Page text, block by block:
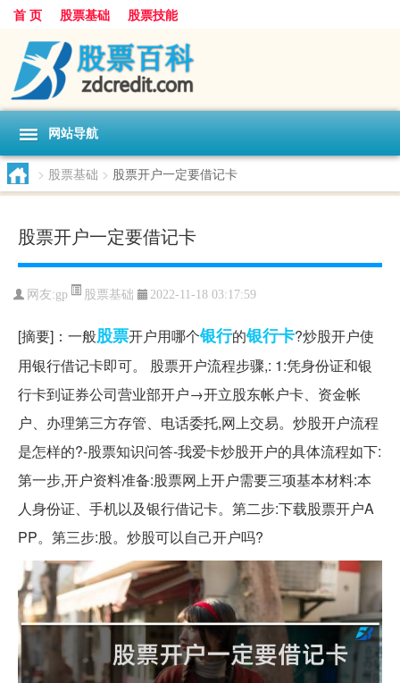
首 页 股票基础 股票技能
网站导航
> 股票基础 > 股票开户一定要借记卡
股票开户一定要借记卡
网友:gp 股票基础 2022-11-18 03:17:59
[摘要]：一般股票开户用哪个银行的银行卡?炒股开户使
用银行借记卡即可。 股票开户流程步骤,: 1:凭身份证和银
行卡到证券公司营业部开户→开立股东帐户卡、资金帐
户、办理第三方存管、电话委托,网上交易。炒股开户流程
是怎样的?-股票知识问答-我爱卡炒股开户的具体流程如下:
第一步,开户资料准备:股票网上开户需要三项基本材料:本
人身份证、手机以及银行借记卡。第二步:下载股票开户A
PP。第三步:股。炒股可以自己开户吗?